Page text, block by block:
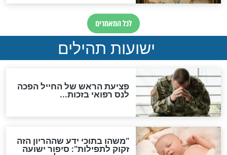
לכל המאמרים
להמתקת הדינים וביטול
גזרות